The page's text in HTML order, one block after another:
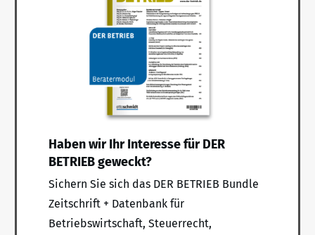
Haben wir Ihr Interesse für DER
BETRIEB geweckt?
Sichern Sie sich das DER BETRIEB Bundle
Zeitschrift + Datenbank für
Betriebswirtschaft, Steuerrecht,